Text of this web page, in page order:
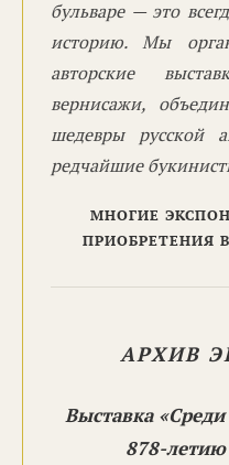
бульваре — это
историю. Мы
авторские
вернисажи,
шедевры русской
редчайшие
МНОГИЕ
ПРИОБРЕТЕНИЯ
АРХИВ
Выставка
878-